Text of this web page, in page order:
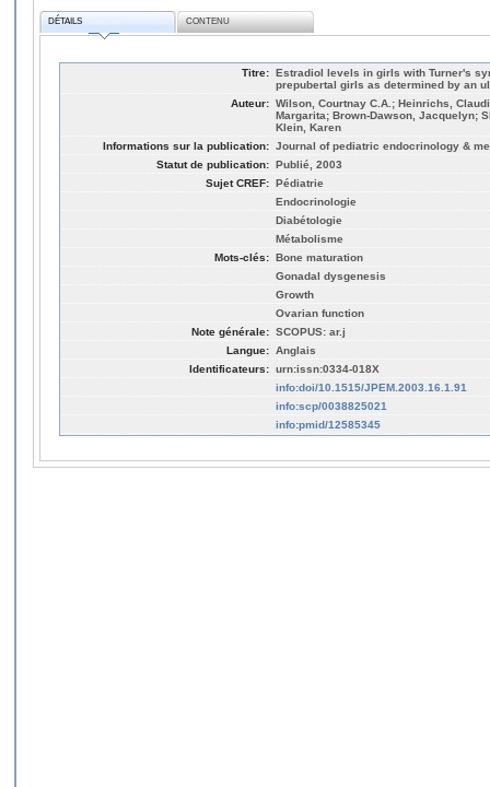
DÉTAILS CONTENU
Titre: Estradiol levels in girls with Turner's
prepubertal girls as determined by an
Auteur: Wilson, Courtnay C.A.; Heinrichs,
Margarita; Brown-Dawson, Jacquelyn;
Klein, Karen
Informations sur la publication: Journal of pediatric endocrinology &
Statut de publication: Publié, 2003
Sujet CREF: Pédiatrie
Endocrinologie
Diabétologie
Métabolisme
Mots-clés: Bone maturation
Gonadal dysgenesis
Growth
Ovarian function
Note générale: SCOPUS: ar.j
Langue: Anglais
Identificateurs: urn:issn:0334-018X
info:doi/10.1515/JPEM.2003.16.1.91
info:scp/0038825021
info:pmid/12585345